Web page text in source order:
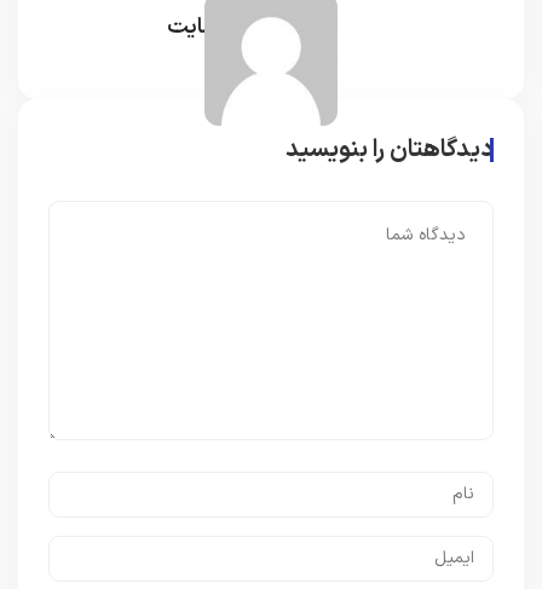
مدیر سایت
دیدگاهتان را بنویسید